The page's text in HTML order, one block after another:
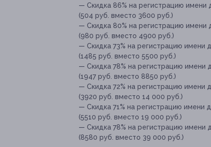
— Скидка 86% на регистрацию имени
(504 руб. вместо 3600 руб.)
— Скидка 80% на регистрацию имени
(980 руб. вместо 4900 руб.)
— Скидка 73% на регистрацию имени
(1485 руб. вместо 5500 руб.)
— Скидка 78% на регистрацию имени
(1947 руб. вместо 8850 руб.)
— Скидка 72% на регистрацию имени
(3920 руб. вместо 14 000 руб.)
— Скидка 71% на регистрацию имени
(5510 руб. вместо 19 000 руб.)
— Скидка 78% на регистрацию имени
(8580 руб. вместо 39 000 руб.)